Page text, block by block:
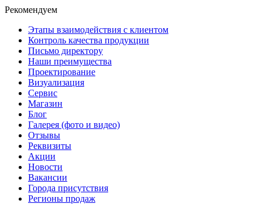
Рекомендуем
Этапы взаимодействия с клиентом
Контроль качества продукции
Письмо директору
Наши преимущества
Проектирование
Визуализация
Сервис
Магазин
Блог
Галерея (фото и видео)
Отзывы
Реквизиты
Акции
Новости
Вакансии
Города присутствия
Регионы продаж